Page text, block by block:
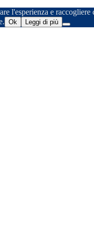
l'esperienza e
Ok Leggi di più